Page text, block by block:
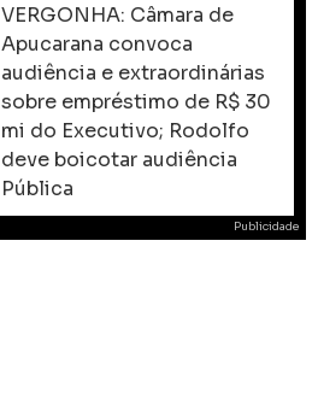
VERGONHA: Câmara de
Apucarana convoca
audiência e extraordinárias
sobre empréstimo de R$ 30
mi do Executivo; Rodolfo
deve boicotar audiência
Pública
Publicidade